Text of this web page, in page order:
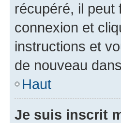
récupéré, il peut
connexion et
instructions et
de nouveau
Haut
Je suis inscrit